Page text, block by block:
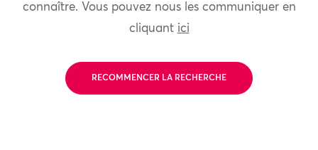
connaître. Vous pouvez nous les communiquer en
cliquant ici
RECOMMENCER LA RECHERCHE